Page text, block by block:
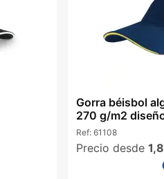
Gorra béisbol
270 g/m2
Ref: 61108
Precio desde